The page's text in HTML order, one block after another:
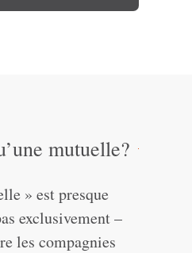
mutuelle?
» est presque
exclusivement –
les compagnies